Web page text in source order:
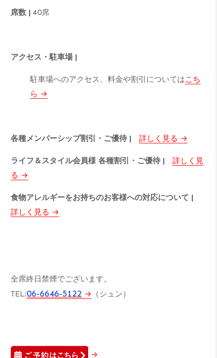
席数 |40席
アクセス・駐車場 |
駐車場へのアクセス、料金や割引についてはこち
ら
各種メンバーシップ割引・ご優待 |詳しく見る
ライフ＆スタイル会員様 各種割引・ご優待 |詳しく見
る
食物アレルギーをお持ちのお客様への対応について |
詳しく見る
全席終日禁煙でございます。
TEL:06-6646-5122 （シュン）